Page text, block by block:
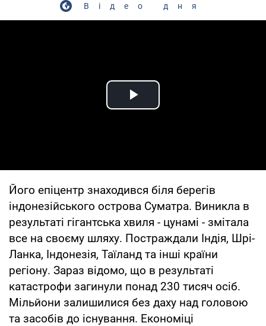
Відео дня
Play Video
Його епіцентр знаходився біля берегів
індонезійського острова Суматра. Виникла в
результаті гігантська хвиля - цунамі - змітала
все на своєму шляху. Постраждали Індія, Шрі-
Ланка, Індонезія, Таїланд та інші країни
регіону. Зараз відомо, що в результаті
катастрофи загинули понад 230 тисяч осіб.
Мільйони залишилися без даху над головою
та засобів до існування. Економіці